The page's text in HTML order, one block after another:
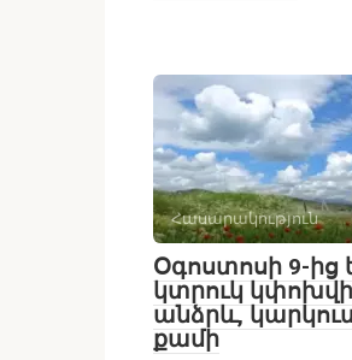
Հասարակություն
Օգոստոսի 9-
կտրուկ
անձրև,
քամի